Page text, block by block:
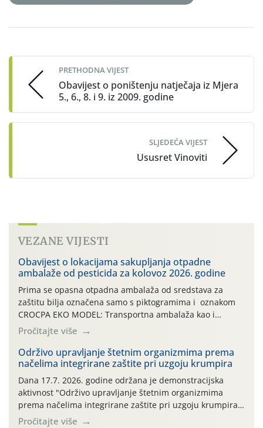
navigation
PRETHODNA VIJEST
Obavijest o poništenju natječaja iz Mjera
5., 6., 8. i 9. iz 2009. godine
SLJEDEĆA VIJEST
Ususret Vinoviti
VEZANE VIJESTI
Obavijest o lokacijama sakupljanja otpadne
ambalaže od pesticida za kolovoz 2026. godine
Prima se opasna otpadna ambalaža od sredstava za
zaštitu bilja označena samo s piktogramima i oznakom
CROCPA EKO MODEL: Transportna ambalaža kao i
ambalaža drugih proizvoda koji nisu sredstva za zaštitu
bilja (npr. ambalaža od mineralnih gnojiva,) se ne
prihvaća. Korisnicima je osiguran besplatni povrat
prazne ambalaže isključivo ovih tvrtki: AGROCHEM-MAKS,
AGRONOM, ALBAUGH TKI* (PINUS […]
Pročitajte više
Održivo upravljanje štetnim organizmima prema
načelima integrirane zaštite pri uzgoju krumpira
Dana 17.7. 2026. godine održana je demonstracijska
aktivnost "Održivo upravljanje štetnim organizmima
prema načelima integrirane zaštite pri uzgoju krumpira"
na pokusnom polju "Poredje", kraj naselja Belica (ARKOD
Pročitajte više